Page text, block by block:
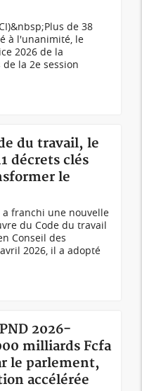
de 38
à l'unanimité, le
2026 de la
la 2e session
du travail, le
décrets clés
le
franchi une nouvelle
du Code du travail
Conseil des
2026, il a adopté
2026-
milliards Fcfa
le parlement,
accélérée